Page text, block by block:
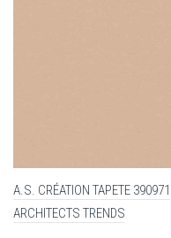
A.S. CRÉATION TAPETE 390971
ARCHITECTS TRENDS